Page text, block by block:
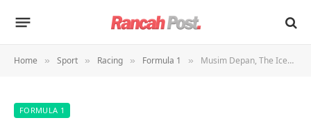
Home » Sport » Racing » Formula 1 » Musim Depan, The Iceman Kemudikan Ferrari
FORMULA 1